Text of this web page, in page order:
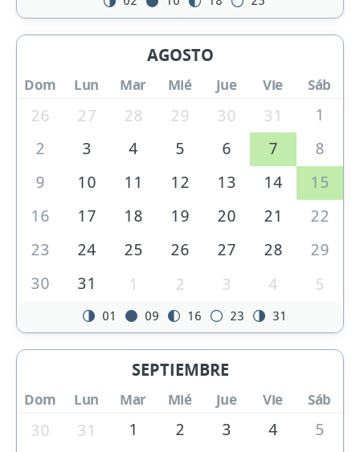
AGOSTO
Dom Lun Mar Mié Jue Vie Sáb
26 27 28 29 30 31
1
2
3 4 5 6 7
8
9
10 11 12 13 14
15
16
17 18 19 20 21
22
23
24 25 26 27 28
29
30
31 1 2 3 4 5
01 09 16 23 31
SEPTIEMBRE
Dom Lun Mar Mié Jue Vie Sáb
30 31 1 2 3 4
5